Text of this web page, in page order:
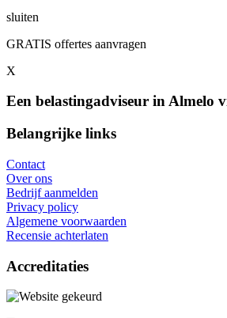
sluiten
GRATIS offertes aanvragen
X
Een belastingadviseur in Almelo
Belangrijke links
Contact
Over ons
Bedrijf aanmelden
Privacy policy
Algemene voorwaarden
Recensie achterlaten
Accreditaties